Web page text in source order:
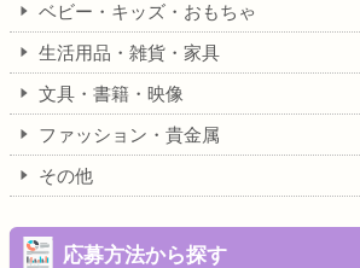
ベビー・キッズ・おもちゃ
生活用品・雑貨・家具
文具・書籍・映像
ファッション・貴金属
その他
応募方法から探す